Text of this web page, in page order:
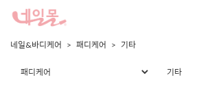
네일&바디케어 패디케어 기타